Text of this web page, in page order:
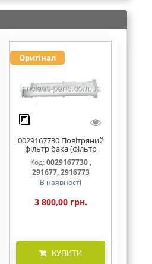
Оригінал
0029167730 Повітряний
фільтр бака (фільтр
AdBlue)
Код:0029167730 ,
291677, 2916773
В наявності
3 800,00 грн.
КУПИТИ